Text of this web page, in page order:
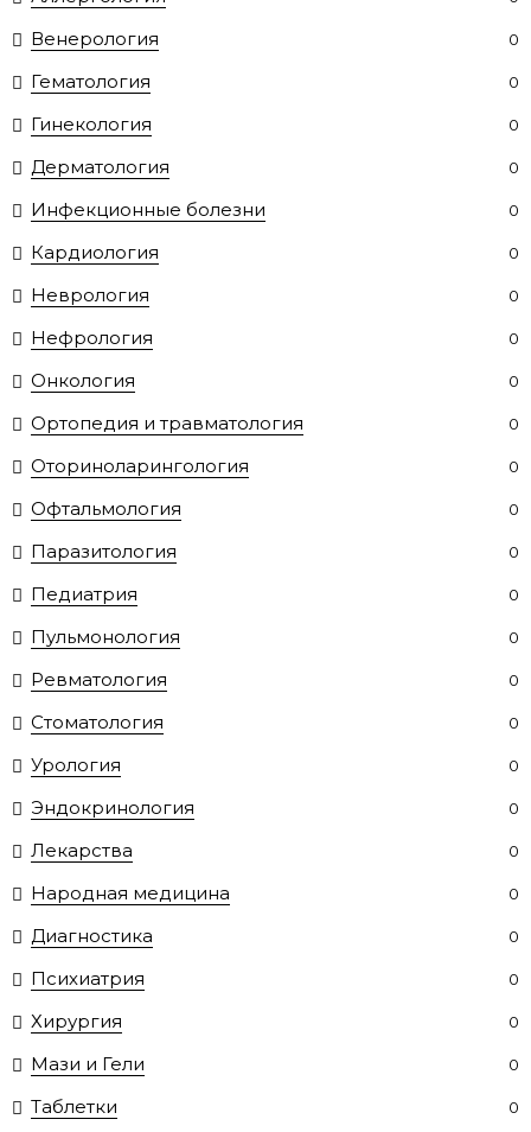
Венерология 0
Гематология 0
Гинекология 0
Дерматология 0
Инфекционные болезни 0
Кардиология 0
Неврология 0
Нефрология 0
Онкология 0
Ортопедия и травматология 0
Оториноларингология 0
Офтальмология 0
Паразитология 0
Педиатрия 0
Пульмонология 0
Ревматология 0
Стоматология 0
Урология 0
Эндокринология 0
Лекарства 0
Народная медицина 0
Диагностика 0
Психиатрия 0
Хирургия 0
Мази и Гели 0
Таблетки 0